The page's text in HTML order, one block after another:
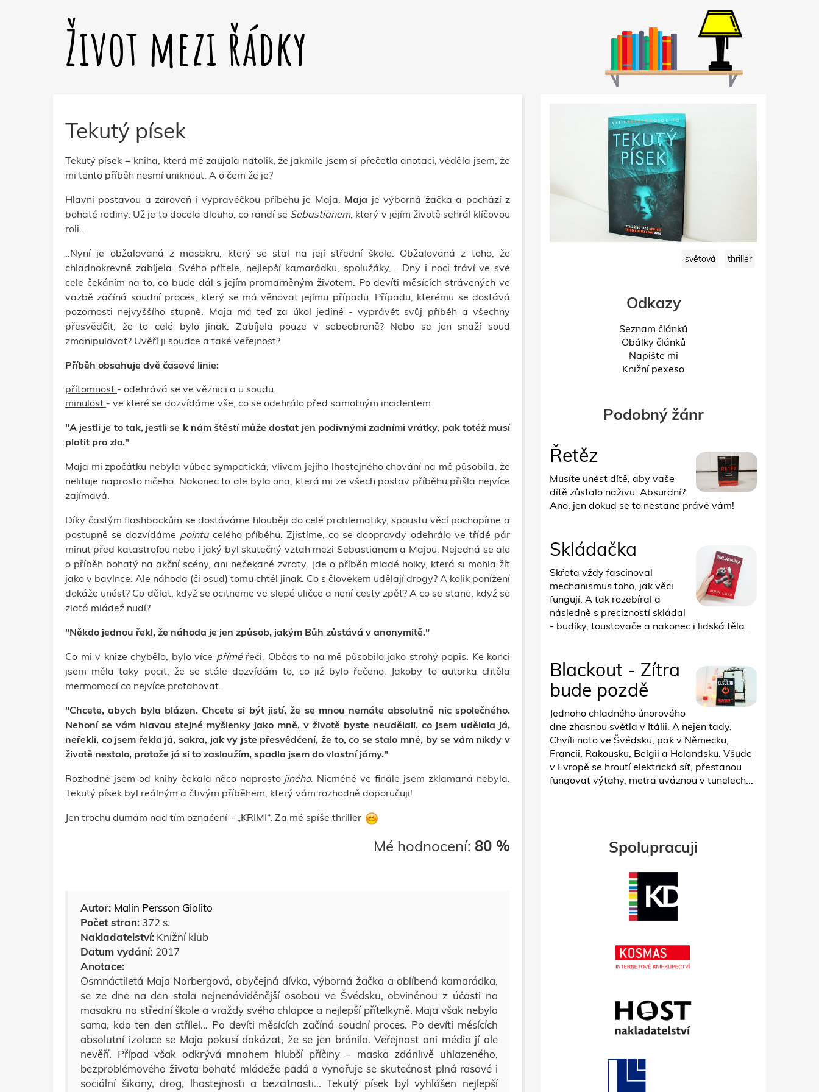
Život mezi řádky
Tekutý písek
Tekutý písek = kniha, která mě zaujala natolik, že jakmile jsem si přečetla anotaci, věděla jsem, že
mi tento příběh nesmí uniknout. A o čem že je?
Hlavní postavou a zároveň i vypravěčkou příběhu je Maja. Maja je výborná žačka a pochází z
bohaté rodiny. Už je to docela dlouho, co randí se Sebastianem, který v jejím životě sehrál klíčovou
roli..
..Nyní je obžalovaná z masakru, který se stal na její střední škole. Obžalovaná z toho, že
chladnokrevně zabíjela. Svého přítele, nejlepší kamarádku, spolužáky,... Dny i noci tráví ve své
cele čekáním na to, co bude dál s jejím promarněným životem. Po devíti měsících strávených ve
vazbě začíná soudní proces, který se má věnovat jejímu případu. Případu, kterému se dostává
pozornosti nejvyššího stupně. Maja má teď za úkol jediné - vyprávět svůj příběh a všechny
přesvědčit, že to celé bylo jinak. Zabíjela pouze v sebeobraně? Nebo se jen snaží soud
zmanipulovat? Uvěří ji soudce a také veřejnost?
Příběh obsahuje dvě časové linie:
přítomnost - odehrává se ve věznici a u soudu.
minulost - ve které se dozvídáme vše, co se odehrálo před samotným incidentem.
"A jestli je to tak, jestli se k nám štěstí může dostat jen podivnými zadními vrátky, pak totéž musí
platit pro zlo."
Maja mi zpočátku nebyla vůbec sympatická, vlivem jejího lhostejného chování na mě působila, že
nelituje naprosto ničeho. Nakonec to ale byla ona, která mi ze všech postav příběhu přišla nejvíce
zajímavá.
Díky častým flashbackům se dostáváme hlouběji do celé problematiky, spoustu věcí pochopíme a
postupně se dozvídáme pointu celého příběhu. Zjistíme, co se doopravdy odehrálo ve třídě pár
minut před katastrofou nebo i jaký byl skutečný vztah mezi Sebastianem a Majou. Nejedná se ale
o příběh bohatý na akční scény, ani nečekané zvraty. Jde o příběh mladé holky, která si mohla žít
jako v bavlnce. Ale náhoda (či osud) tomu chtěl jinak. Co s člověkem udělají drogy? A kolik ponížení
dokáže unést? Co dělat, když se ocitneme ve slepé uličce a není cesty zpět? A co se stane, když se
zlatá mládež nudí?
"Někdo jednou řekl, že náhoda je jen způsob, jakým Bůh zůstává v anonymitě."
Co mi v knize chybělo, bylo více přímé řeči. Občas to na mě působilo jako strohý popis. Ke konci
jsem měla taky pocit, že se stále dozvídám to, co již bylo řečeno. Jakoby to autorka chtěla
mermomocí co nejvíce protahovat.
"Chcete, abych byla blázen. Chcete si být jistí, že se mnou nemáte absolutně nic společného.
Nehoní se vám hlavou stejné myšlenky jako mně, v životě byste neudělali, co jsem udělala já,
neřekli, co jsem řekla já, sakra, jak vy jste přesvědčení, že to, co se stalo mně, by se vám nikdy v
životě nestalo, protože já si to zasloužím, spadla jsem do vlastní jámy."
Rozhodně jsem od knihy čekala něco naprosto jiného. Nicméně ve finále jsem zklamaná nebyla.
Tekutý písek byl reálným a čtivým příběhem, který vám rozhodně doporučuji!
Jen trochu dumám nad tím označení – „KRIMI“. Za mě spíše thriller
Mé hodnocení: 80 %
Autor: Malin Persson Giolito
Počet stran: 372 s.
Nakladatelství: Knižní klub
Datum vydání: 2017
Anotace:
Osmnáctiletá Maja Norbergová, obyčejná dívka, výborná žačka a oblíbená kamarádka,
se ze dne na den stala nejnenáviděnější osobou ve Švédsku, obviněnou z účasti na
masakru na střední škole a vraždy svého chlapce a nejlepší přítelkyně. Maja však nebyla
sama, kdo ten den střílel… Po devíti měsících začíná soudní proces. Po devíti měsících
absolutní izolace se Maja pokusí dokázat, že se jen bránila. Veřejnost ani média jí ale
nevěří. Případ však odkrývá mnohem hlubší příčiny – maska zdánlivě uhlazeného,
bezproblémového života bohaté mládeže padá a vynořuje se skutečnost plná rasové i
sociální šikany, drog, lhostejnosti a bezcitnosti… Tekutý písek byl vyhlášen nejlepší
světová thriller
Odkazy
Seznam článků
Obálky článků
Napište mi
Knižní pexeso
Podobný žánr
Řetěz
Musíte unést dítě, aby vaše
dítě zůstalo naživu. Absurdní?
Ano, jen dokud se to nestane právě vám!
Skládačka
Skřeta vždy fascinoval
mechanismus toho, jak věci
fungují. A tak rozebíral a
následně s precizností skládal
- budíky, toustovače a nakonec i lidská těla.
Blackout - Zítra
bude pozdě
Jednoho chladného únorového
dne zhasnou světla v Itálii. A nejen tady.
Chvíli nato ve Švédsku, pak v Německu,
Francii, Rakousku, Belgii a Holandsku. Všude
v Evropě se hroutí elektrická síť, přestanou
fungovat výtahy, metra uváznou v tunelech...
Spolupracuji